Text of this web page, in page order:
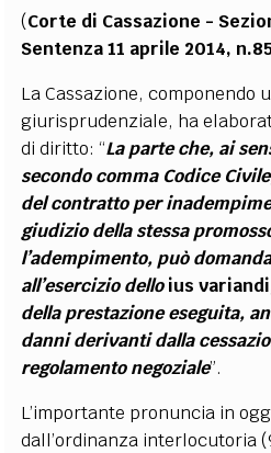
(Corte di Cassazione -
Sentenza 11 aprile 2014,
La Cassazione, componendo
giurisprudenziale, ha
di diritto: “La parte che, ai
secondo comma Codice
del contratto per
giudizio della stessa
l’adempimento, può
all’esercizio delloius variandi
della prestazione eseguita,
danni derivanti dalla
regolamento negoziale”.
L’importante pronuncia in
dall’ordinanza interlocutoria